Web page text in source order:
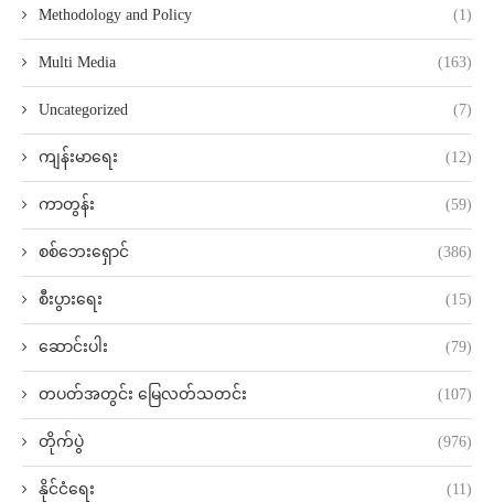
Methodology and Policy (1)
Multi Media (163)
Uncategorized (7)
ကျန်းမာရေး (12)
ကာတွန်း (59)
စစ်ဘေးရှောင် (386)
စီးပွားရေး (15)
ဆောင်းပါး (79)
တပတ်အတွင်း မြေလတ်သတင်း (107)
တိုက်ပွဲ (976)
နိုင်ငံရေး (11)